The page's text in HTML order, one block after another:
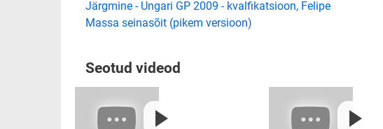
Järgmine - Ungari GP 2009 - kvalfikatsioon, Felipe
Massa seinasõit (pikem versioon)
Seotud videod